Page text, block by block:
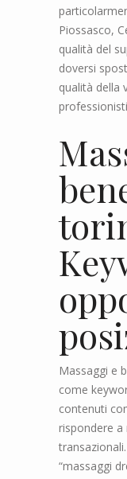
Piossasco,
qualità del
doversi
qualità della
Massaggi e
come
contenuti
rispondere a
“massaggi